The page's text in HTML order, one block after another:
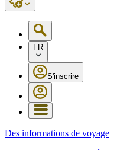
FR
S'inscrire
Des informations de voyage